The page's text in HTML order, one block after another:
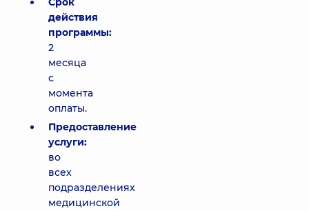
действия
программы:
2
месяца
с
момента
оплаты.
Предоставление
услуги:
во
всех
подразделениях
медицинской